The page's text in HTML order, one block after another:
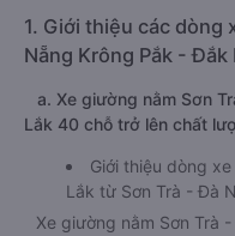
1. Giới thiệu các dòng
Nẵng Krông Pắk - Đắk
a. Xe giường nằm Sơn
Lắk 40 chỗ trở lên chất
Giới thiệu dòng
Lắk từ Sơn Trà - Đà
Xe giường nằm Sơn Trà